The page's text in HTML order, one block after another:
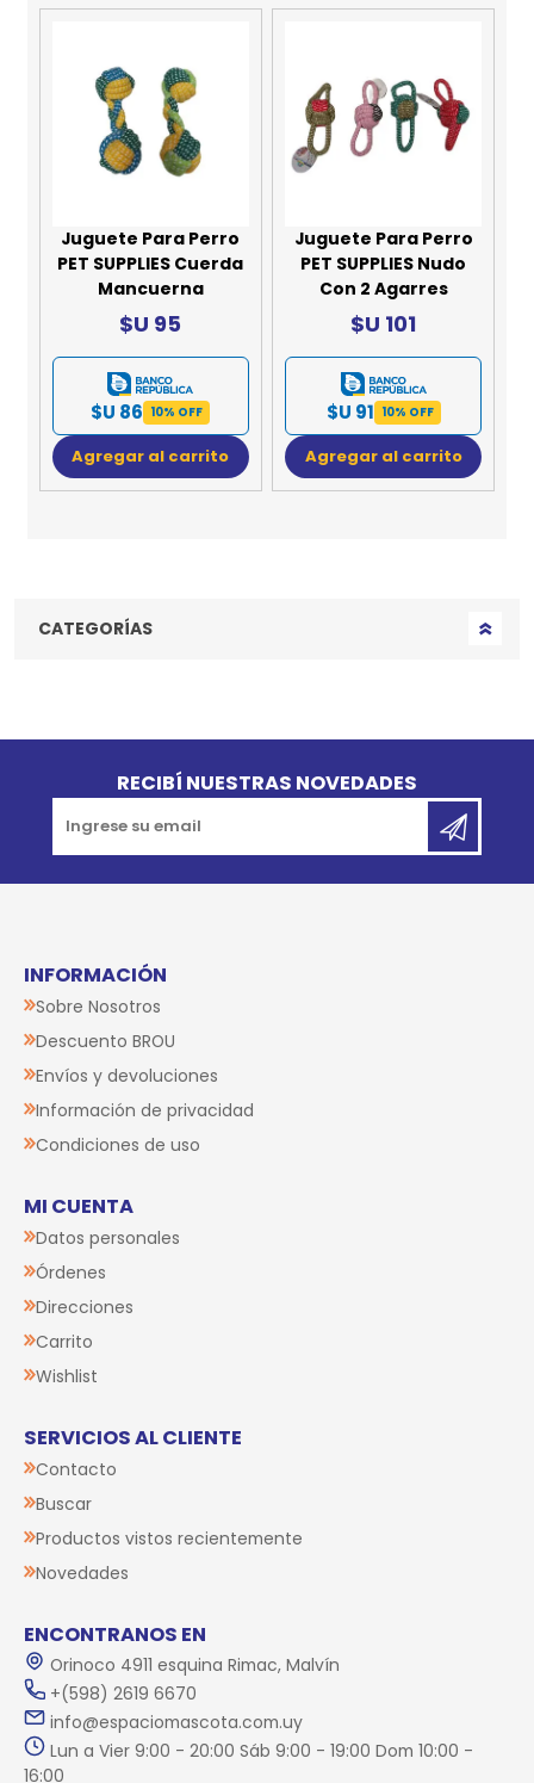
Juguete Para Perro
PET SUPPLIES Cuerda
Mancuerna
$U 95
$U 86 10% OFF
Agregar al carrito
Juguete Para Perro
PET SUPPLIES Nudo
Con 2 Agarres
$U 101
$U 91 10% OFF
Agregar al carrito
CATEGORÍAS
RECIBÍ NUESTRAS NOVEDADES
INFORMACIÓN
Sobre Nosotros
Descuento BROU
Envíos y devoluciones
Información de privacidad
Condiciones de uso
MI CUENTA
Datos personales
Órdenes
Direcciones
Carrito
Wishlist
SERVICIOS AL CLIENTE
Contacto
Buscar
Productos vistos recientemente
Novedades
ENCONTRANOS EN
Orinoco 4911 esquina Rimac, Malvín
+(598) 2619 6670
info@espaciomascota.com.uy
Lun a Vier 9:00 - 20:00 Sáb 9:00 - 19:00 Dom 10:00 -
16:00